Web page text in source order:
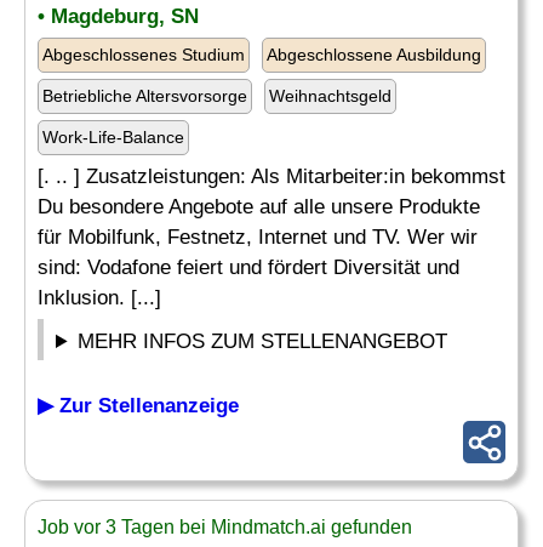
• Magdeburg, SN
Abgeschlossenes Studium Abgeschlossene Ausbildung
Betriebliche Altersvorsorge Weihnachtsgeld
Work-Life-Balance
[. .. ] Zusatzleistungen: Als Mitarbeiter:in bekommst
Du besondere Angebote auf alle unsere Produkte
für Mobilfunk, Festnetz, Internet und TV. Wer wir
sind: Vodafone feiert und fördert Diversität und
Inklusion. [...]
MEHR INFOS ZUM STELLENANGEBOT
▶ Zur Stellenanzeige
Job vor 3 Tagen bei Mindmatch.ai gefunden